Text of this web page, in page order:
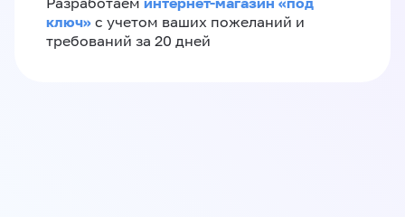
ключ»‎ с учетом ваших пожеланий и
требований за 20 дней